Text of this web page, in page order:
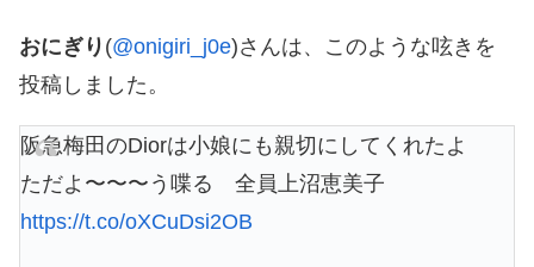
おにぎり (@onigiri_j0e)さんは、このような呟きを
投稿しました。
阪急梅田のDiorは小娘にも親切にしてくれたよ
ただよ〜〜〜う喋る 全員上沼恵美子
https://t.co/oXCuDsi2OB